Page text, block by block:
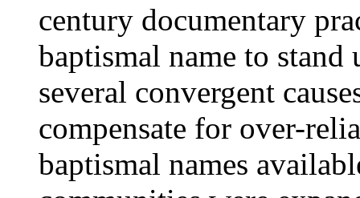
century documentary
baptismal name to
several convergent
compensate for over-
baptismal names